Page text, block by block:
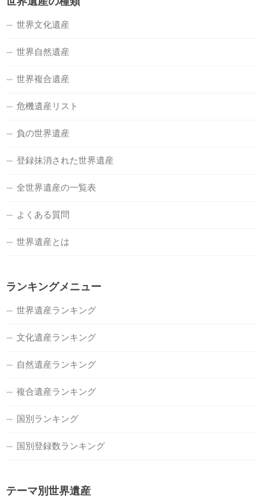
世界文化遺産
世界自然遺産
世界複合遺産
危機遺産リスト
負の世界遺産
登録抹消された世界遺産
全世界遺産の一覧表
よくある質問
世界遺産とは
ランキングメニュー
世界遺産ランキング
文化遺産ランキング
自然遺産ランキング
複合遺産ランキング
国別ランキング
国別登録数ランキング
テーマ別世界遺産